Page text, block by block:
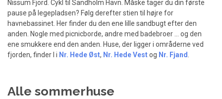
Nissum Fjord. Cykl til Sandholm Havn. Måske tager du din første
pause på legepladsen? Følg derefter stien til højre for
havnebassinet. Her finder du den ene lille sandbugt efter den
anden. Nogle med picnicborde, andre med badebroer ... og den
ene smukkere end den anden. Huse, der ligger i områderne ved
fjorden, finder I i Nr. Hede Øst, Nr. Hede Vestog Nr. Fjand
Alle sommerhuse